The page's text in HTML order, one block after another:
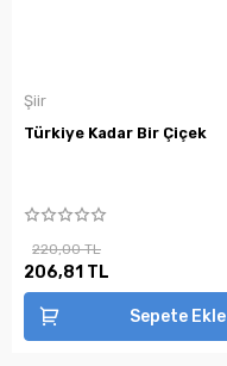
Şiir
Türkiye Kadar Bir Çiçek
220,00 TL
206,81 TL
Sepete Ekle